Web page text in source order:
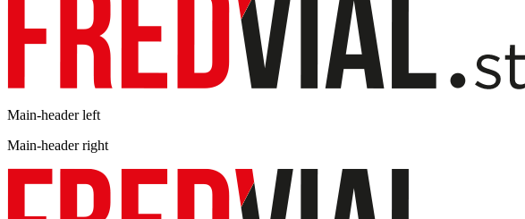
Main-header left
Main-header right